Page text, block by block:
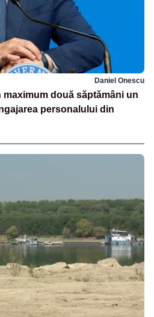
Daniel Onescu
maximum două săptămâni un
personalului din